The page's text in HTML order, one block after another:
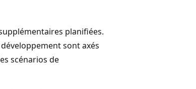
planifiées.
sont axés
scénarios de